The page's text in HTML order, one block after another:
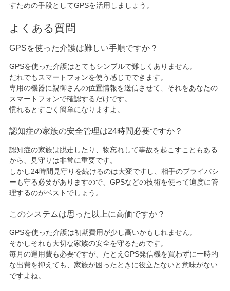
すための手段としてGPSを活用しましょう。
よくある質問
GPSを使った介護は難しい手順ですか？
GPSを使った介護はとてもシンプルで難しくありません。
だれでもスマートフォンを使う感じでできます。
専用の機器に親御さんの位置情報を送信させて、それをあなたの
スマートフォンで確認するだけです。
慣れるとすごく簡単になりますよ。
認知症の家族の安全管理は24時間必要ですか？
認知症の家族は脱走したり、物忘れして事故を起こすこともある
から、見守りは非常に重要です。
しかし24時間見守りを続けるのは大変ですし、相手のプライバシ
ーも守る必要がありますので、GPSなどの技術を使って適度に管
理するのがベストでしょう。
このシステムは思った以上に高価ですか？
GPSを使った介護は初期費用が少し高いかもしれません。
そかしそれも大切な家族の安全を守るためです。
毎月の運用費も必要ですが、たとえGPS発信機を買わずに一時的
な出費を抑えても、家族が困ったときに役立たないと意味がない
ですよね。